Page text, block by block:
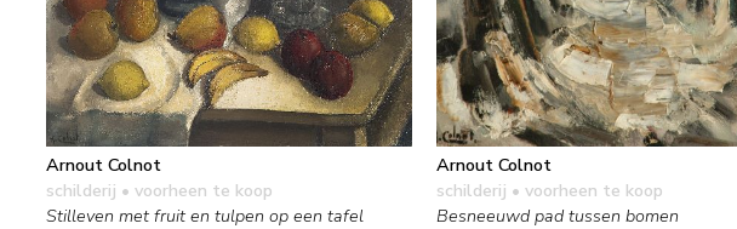
Arnout Colnot
schilderij • voorheen te koop
Stilleven met fruit en tulpen op een tafel
Arnout Colnot
schilderij • voorheen te koop
Besneeuwd pad tussen bomen